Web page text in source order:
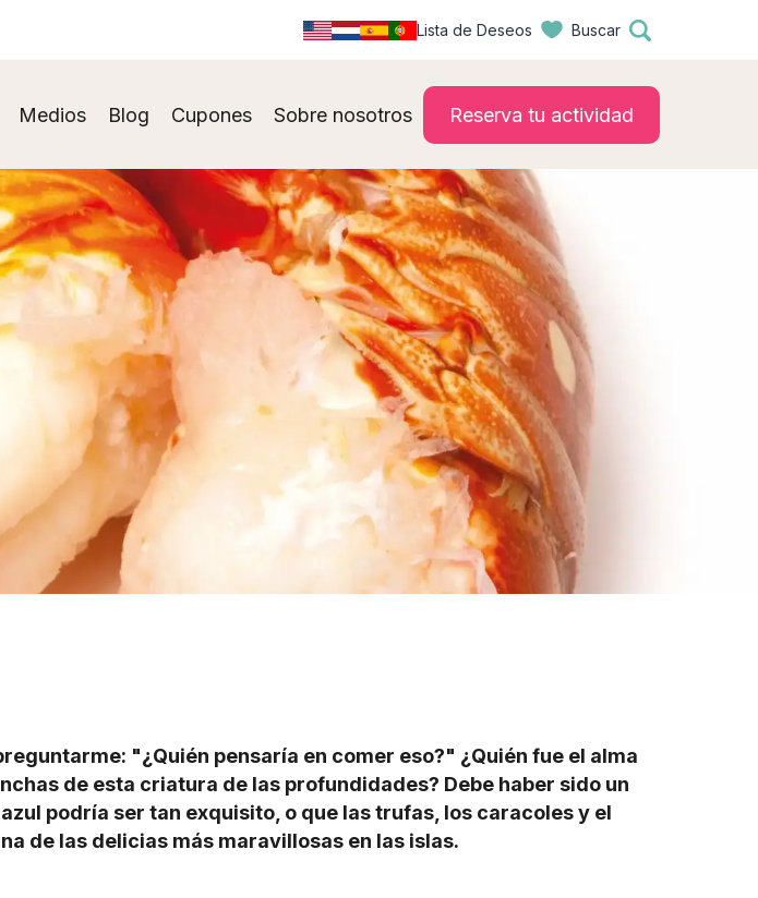
Lista de Deseos Buscar
Medios Blog Cupones Sobre nosotros Reserva tu actividad
"¿Quién pensaría en comer eso?" ¿Quién fue el alma
de esta criatura de las profundidades? Debe haber sido un
podría ser tan exquisito, o que las trufas, los caracoles y el
de las delicias más maravillosas en las islas.